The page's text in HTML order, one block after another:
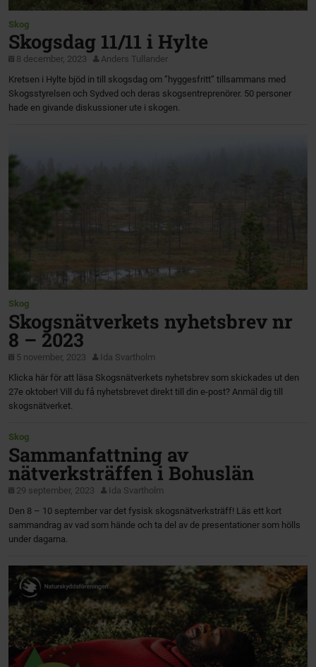
Skog
Skogsdag 11/11 i Hylte
8 december, 2023
Anders Tullander
Kretsen i Hylte bjöd in till skogsdag om ”hyggesfritt” tillsammans med
Skogsstyrelsen och Sydved och deras skogsentreprenörer. 50 personer
hade en givande diskussioner ute i skogen.
Skog
Skogsnätverkets nyhetsbrev nr
8 – 2023
5 november, 2023
Ida Svartholm
Klicka här för att läsa Skogsnätverkets nyhetsbrev som skickades ut den
27e oktober! Vill du få nyhetsbrevet direkt till din e-post? Anmäl dig till
skogsnätverket.
Skog
Sammanfattning av
nätverksträffen i Bohuslän
29 september, 2023
Ida Svartholm
Den 8 – 10 september var det fysisk skogsnätverksträff! Läs ett kort
sammandrag av vad som hände och ta del av de presentationer som hölls
under dagarna.